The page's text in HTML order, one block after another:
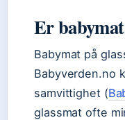
Er
Babymat på
Babyverden.no
samvittighet (
glassmat ofte